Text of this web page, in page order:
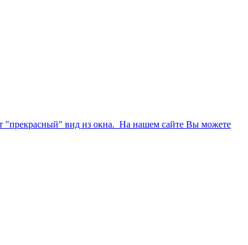
"прекрасный" вид из окна. На нашем сайте Вы можете